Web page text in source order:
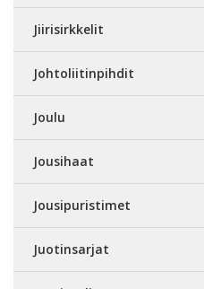
Jiirisirkkelit
Johtoliitinpihdit
Joulu
Jousihaat
Jousipuristimet
Juotinsarjat